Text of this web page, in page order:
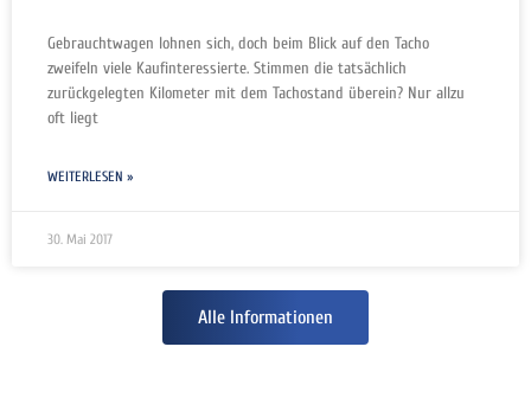
Gebrauchtwagen lohnen sich, doch beim Blick auf den Tacho
zweifeln viele Kaufinteressierte. Stimmen die tatsächlich
zurückgelegten Kilometer mit dem Tachostand überein? Nur allzu
oft liegt
WEITERLESEN »
30. Mai 2017
Alle Informationen